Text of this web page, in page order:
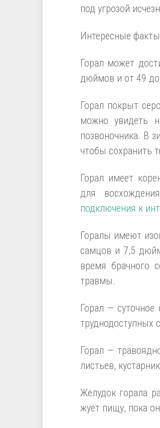
под угрозой
Интересные
Горал может
дюймов и от 49
Горал покрыт
можно увидеть
позвоночника. В
чтобы сохранить
Горал имеет
для
подключения к
Горалы имеют
самцов и 7,5
время брачного
травмы.
Горал —
труднодоступных
Горал —
листьев,
Желудок горала
жует пищу, пока